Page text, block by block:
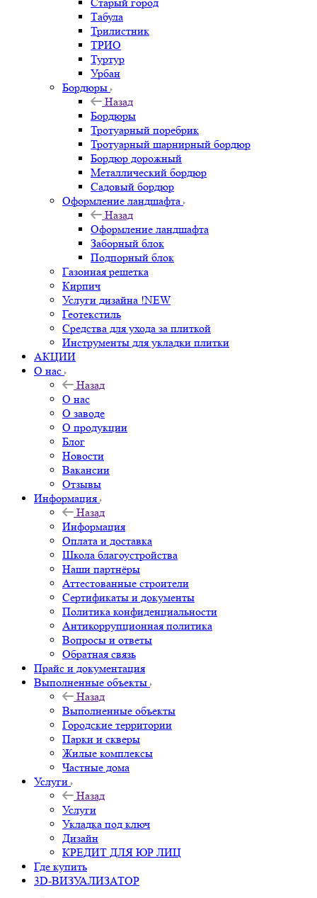
Табула
Трилистник
ТРИО
Туртур
Урбан
Бордюры
Назад
Бордюры
Тротуарный поребрик
Тротуарный шарнирный бордюр
Бордюр дорожный
Металлический бордюр
Садовый бордюр
Оформление ландшафта
Назад
Оформление ландшафта
Заборный блок
Подпорный блок
Газонная решетка
Кирпич
Услуги дизайна !NEW
Геотекстиль
Средства для ухода за плиткой
Инструменты для укладки плитки
АКЦИИ
О нас
Назад
О нас
О заводе
О продукции
Блог
Новости
Вакансии
Отзывы
Информация
Назад
Информация
Оплата и доставка
Школа благоустройства
Наши партнёры
Аттестованные строители
Сертификаты и документы
Политика конфиденциальности
Антикоррупционная политика
Вопросы и ответы
Обратная связь
Прайс и документация
Выполненные объекты
Назад
Выполненные объекты
Городские территории
Парки и скверы
Жилые комплексы
Частные дома
Услуги
Назад
Услуги
Укладка под ключ
Дизайн
КРЕДИТ ДЛЯ ЮР ЛИЦ
Где купить
3D-ВИЗУАЛИЗАТОР